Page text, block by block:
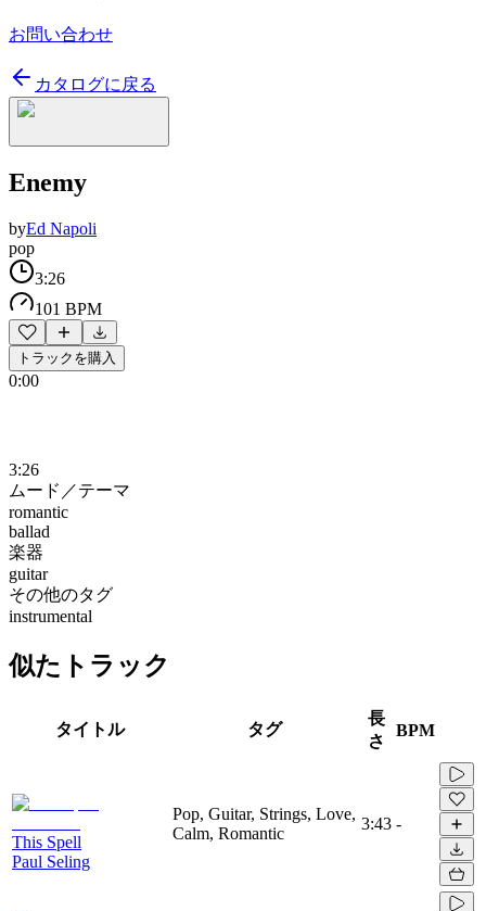
お問い合わせ
カタログに戻る
Enemy
byEd Napoli
pop
3:26
101 BPM
トラックを購入
0:00
3:26
ムード／テーマ
romantic
ballad
楽器
guitar
その他のタグ
instrumental
似たトラック
タイトル タグ
長
さ
BPM
This Spell
Paul Seling
Pop, Guitar, Strings, Love,
Calm, Romantic
3:43 -